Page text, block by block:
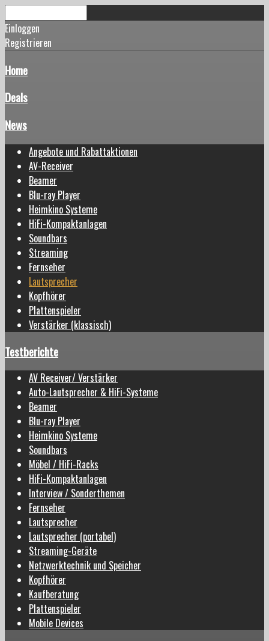
Einloggen
Registrieren
Home
Deals
News
Angebote und Rabattaktionen
AV-Receiver
Beamer
Blu-ray Player
Heimkino Systeme
HiFi-Kompaktanlagen
Soundbars
Streaming
Fernseher
Lautsprecher
Kopfhörer
Plattenspieler
Verstärker (klassisch)
Testberichte
AV Receiver/ Verstärker
Auto-Lautsprecher & HiFi-Systeme
Beamer
Blu-ray Player
Heimkino Systeme
Soundbars
Möbel / HiFi-Racks
HiFi-Kompaktanlagen
Interview / Sonderthemen
Fernseher
Lautsprecher
Lautsprecher (portabel)
Streaming-Geräte
Netzwerktechnik und Speicher
Kopfhörer
Kaufberatung
Plattenspieler
Mobile Devices